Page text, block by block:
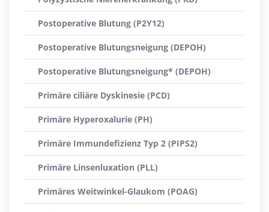
Postoperative Blutung (P2Y12)
Postoperative Blutungsneigung (DEPOH)
Postoperative Blutungsneigung* (DEPOH)
Primäre ciliäre Dyskinesie (PCD)
Primäre Hyperoxalurie (PH)
Primäre Immundefizienz Typ 2 (PIPS2)
Primäre Linsenluxation (PLL)
Primäres Weitwinkel-Glaukom (POAG)